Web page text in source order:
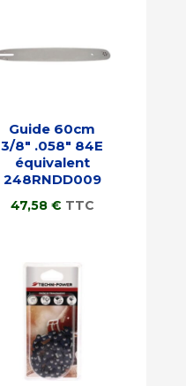
Guide 60cm
3/8″ .058″ 84E
équivalent
248RNDD009
47,58 € TTC